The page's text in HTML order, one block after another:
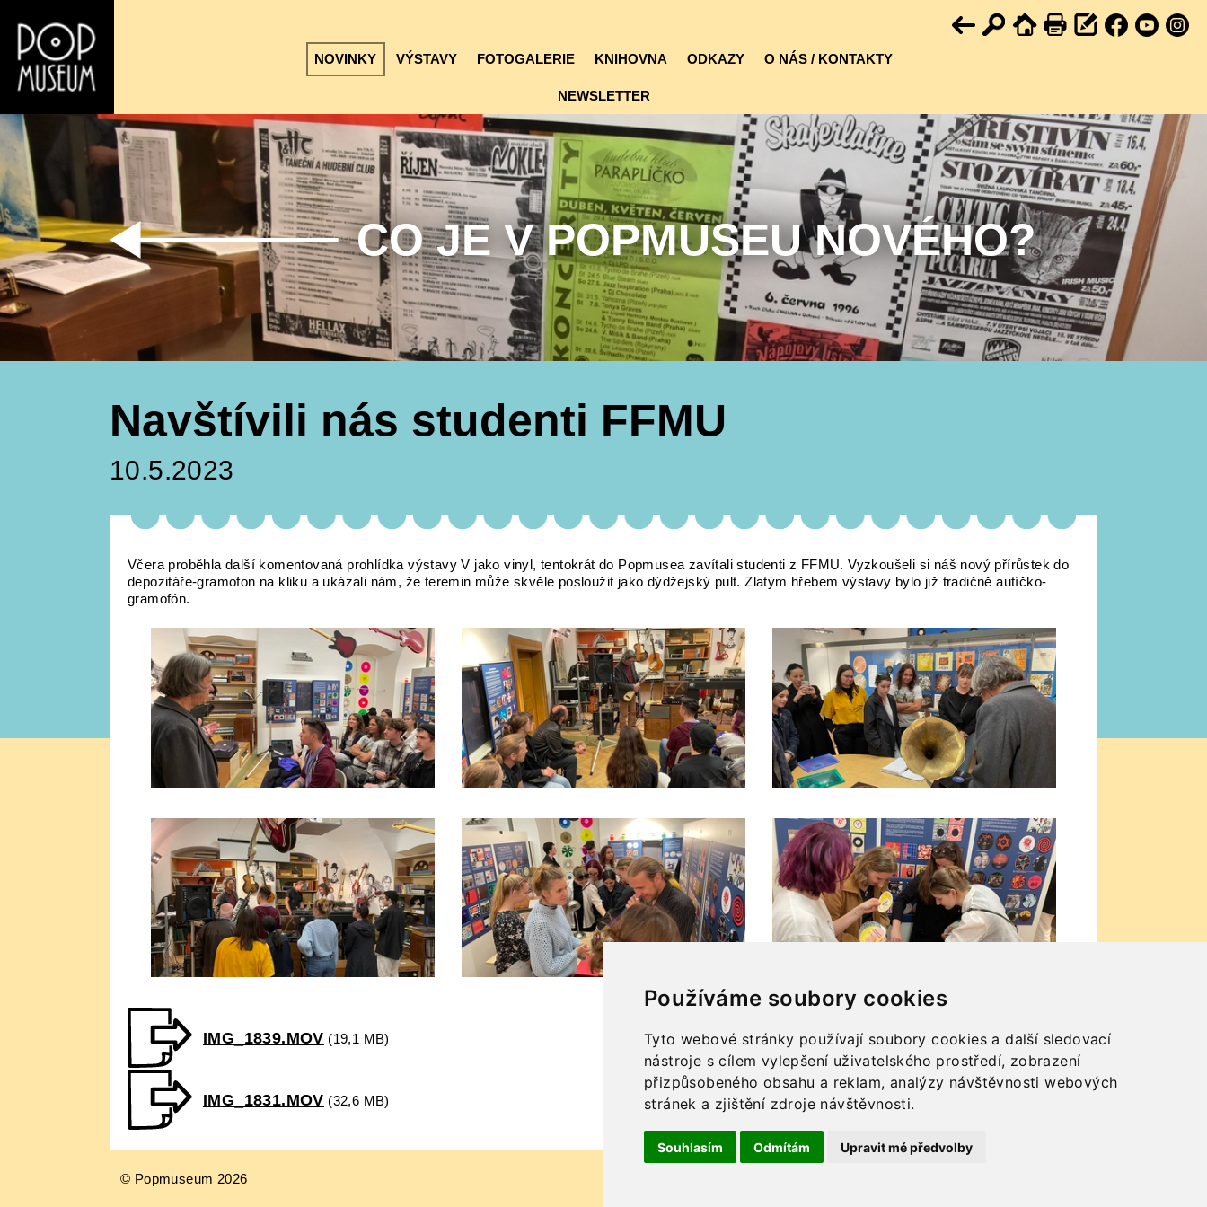
Používáme soubory cookies
Tyto webové stránky používají soubory cookies a další sledovací
nástroje s cílem vylepšení uživatelského prostředí, zobrazení
přizpůsobeného obsahu a reklam, analýzy návštěvnosti webových
stránek a zjištění zdroje návštěvnosti.
Souhlasím Odmítám Upravit mé předvolby
NOVINKY VÝSTAVY FOTOGALERIE KNIHOVNA ODKAZY O NÁS / KONTAKTY
NEWSLETTER
CO JE V POPMUSEU NOVÉHO?
Navštívili nás studenti FFMU
10.5.2023
Včera proběhla další komentovaná prohlídka výstavy V jako vinyl, tentokrát do Popmusea zavítali studenti z FFMU. Vyzkoušeli si náš nový přírůstek do
depozitáře-gramofon na kliku a ukázali nám, že teremin může skvěle posloužit jako dýdžejský pult. Zlatým hřebem výstavy bylo již tradičně autíčko-
gramofón.
IMG_1839.MOV (19,1 MB)
IMG_1831.MOV (32,6 MB)
© Popmuseum 2026